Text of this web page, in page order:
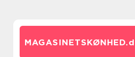
MAGASINETSKØNHED.